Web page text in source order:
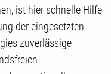
ist hier schnelle Hilfe
der eingesetzten
zuverlässige